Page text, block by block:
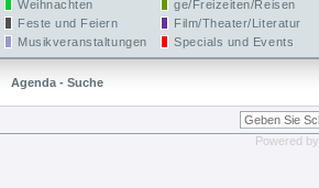
Weihnachten
ge/Freizeiten/Reisen
Feste und Feiern
Film/Theater/Literatur
Musikveranstaltungen
Specials und Events
Agenda - Suche
Powered by